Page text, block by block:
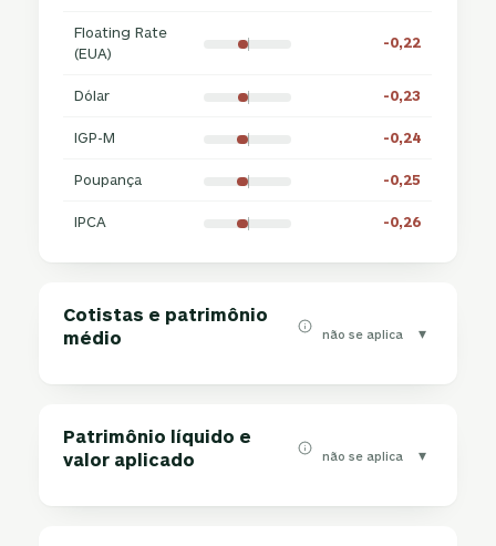
Floating Rate
(EUA)
-0,22
Dólar -0,23
IGP-M -0,24
Poupança -0,25
IPCA -0,26
Cotistas e patrimônio
médio
não se aplica ▾
Patrimônio líquido e
valor aplicado
não se aplica ▾